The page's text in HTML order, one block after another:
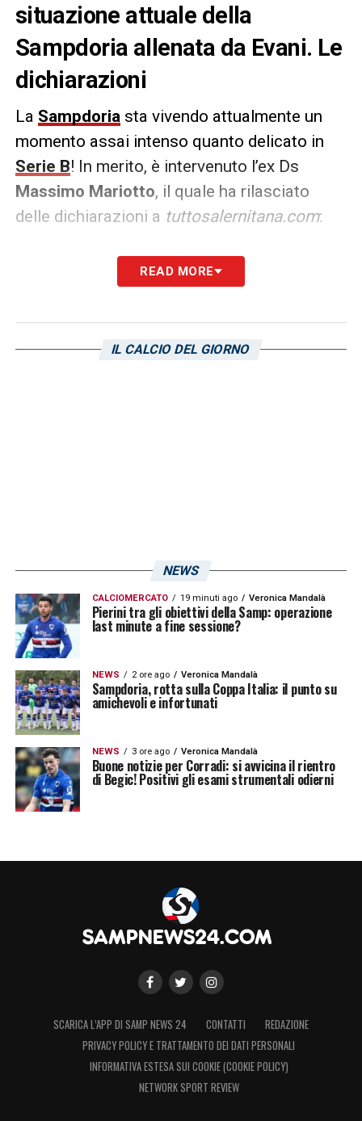
situazione attuale della
Sampdoria allenata da Evani. Le
dichiarazioni
La Sampdoriasta vivendo attualmente un
momento assai intenso quanto delicato in
Serie B! In merito, è intervenuto l’ex Ds
Massimo Mariotto, il quale ha rilasciato
delle dichiarazioni a tuttosalernitana.com:
La Sampdoria ha raschiato il fondo del
barile chiamando gente che ha fatto la
salvezza passa per il campo e basta, giochi
LA PLAYLIST DELLE NOSTRE TOP NEWS
READ MORE
IL CALCIO DEL GIORNO
NEWS
CALCIOMERCATO 19 minuti ago Veronica Mandalà
Pierini tra gli obiettivi della Samp: operazione
last minute a fine sessione?
NEWS 2 ore ago Veronica Mandalà
Sampdoria, rotta sulla Coppa Italia: il punto su
amichevoli e infortunati
NEWS 3 ore ago Veronica Mandalà
Buone notizie per Corradi: si avvicina il rientro
di Begic! Positivi gli esami strumentali odierni
SCARICA L’APP DI SAMP NEWS 24 CONTATTI
REDAZIONE
PRIVACY POLICY E TRATTAMENTO DEI DATI PERSONALI
INFORMATIVA ESTESA SUI COOKIE (COOKIE POLICY)
NETWORK SPORT REVIEW